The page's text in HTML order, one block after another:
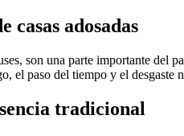
casas adosadas
son una parte importante del
el paso del tiempo y el desgaste
tradicional